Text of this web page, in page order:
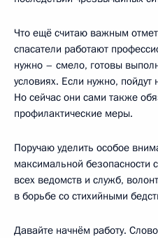
Что ещё считаю важным
спасатели работают
нужно – смело, готовы
условиях. Если нужно, пойдут
Но сейчас они сами также
профилактические меры.
Поручаю уделить особое
максимальной безопасности
всех ведомств и служб,
в борьбе со стихийными
Давайте начнём работу.